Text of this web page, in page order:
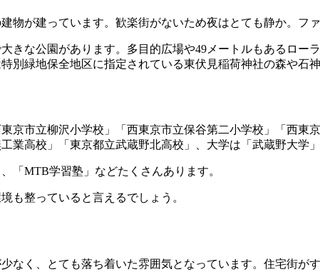
物が建っています。歓楽街がないため夜はとても静か。フ
きな公園があります。多目的広場や49メートルもあるロー
別緑地保全地区に指定されている東伏見稲荷神社の森や石
京市立柳沢小学校」「西東京市立保谷第二小学校」「西東
業高校」「東京都立武蔵野北高校」、大学は「武蔵野大学」
「MTB学習塾」などたくさんあります。
も整っていると言えるでしょう。
なく、とても落ち着いた雰囲気となっています。住宅街が